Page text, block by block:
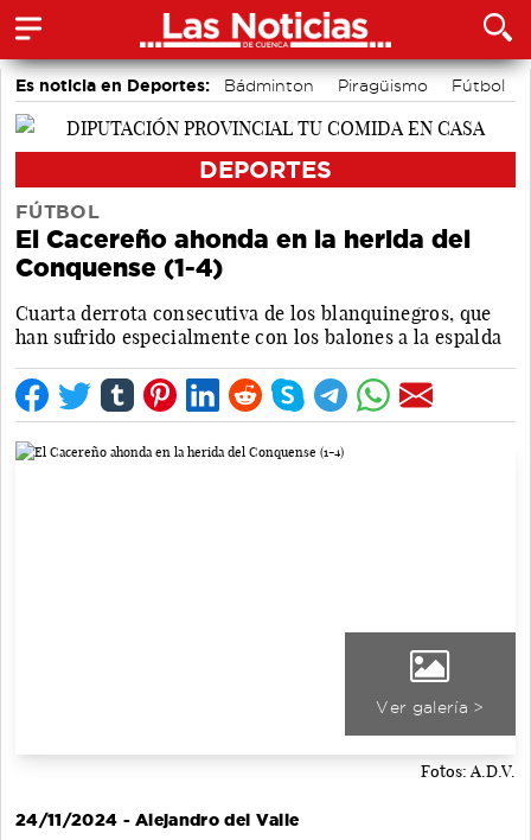
Es noticia en Deportes: Bádminton Piragüismo
Fútbol
Área de Deportes
DEPORTES
FÚTBOL
El Cacereño ahonda en la herida del
Conquense (1-4)
Cuarta derrota consecutiva de los blanquinegros, que
han sufrido especialmente con los balones a la espalda
Ver galería >
Fotos: A.D.V.
24/11/2024 - Alejandro del Valle